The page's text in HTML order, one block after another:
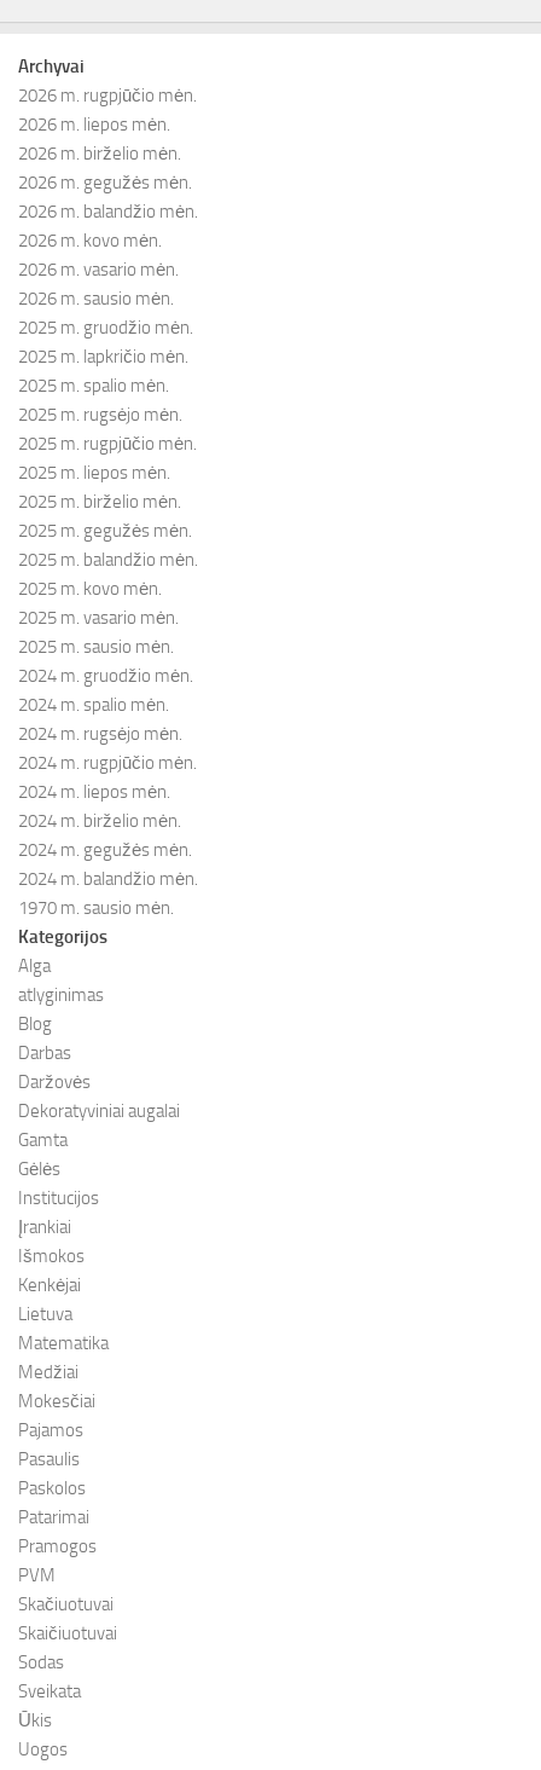
Archyvai
2026 m. rugpjūčio mėn.
2026 m. liepos mėn.
2026 m. birželio mėn.
2026 m. gegužės mėn.
2026 m. balandžio mėn.
2026 m. kovo mėn.
2026 m. vasario mėn.
2026 m. sausio mėn.
2025 m. gruodžio mėn.
2025 m. lapkričio mėn.
2025 m. spalio mėn.
2025 m. rugsėjo mėn.
2025 m. rugpjūčio mėn.
2025 m. liepos mėn.
2025 m. birželio mėn.
2025 m. gegužės mėn.
2025 m. balandžio mėn.
2025 m. kovo mėn.
2025 m. vasario mėn.
2025 m. sausio mėn.
2024 m. gruodžio mėn.
2024 m. spalio mėn.
2024 m. rugsėjo mėn.
2024 m. rugpjūčio mėn.
2024 m. liepos mėn.
2024 m. birželio mėn.
2024 m. gegužės mėn.
2024 m. balandžio mėn.
1970 m. sausio mėn.
Kategorijos
Alga
atlyginimas
Blog
Darbas
Daržovės
Dekoratyviniai augalai
Gamta
Gėlės
Institucijos
Įrankiai
Išmokos
Kenkėjai
Lietuva
Matematika
Medžiai
Mokesčiai
Pajamos
Pasaulis
Paskolos
Patarimai
Pramogos
PVM
Skačiuotuvai
Skaičiuotuvai
Sodas
Sveikata
Ūkis
Uogos